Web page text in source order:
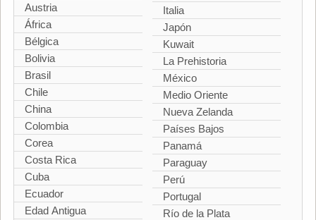
Austria
África
Bélgica
Bolivia
Brasil
Chile
China
Colombia
Corea
Costa Rica
Cuba
Ecuador
Edad Antigua
Italia
Japón
Kuwait
La Prehistoria
México
Medio Oriente
Nueva Zelanda
Países Bajos
Panamá
Paraguay
Perú
Portugal
Río de la Plata